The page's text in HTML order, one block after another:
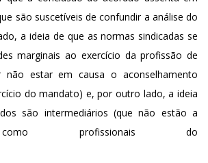
são suscetíveis de confundir a análise do
a ideia de que as normas sindicadas se
marginais ao exercício da profissão de
não estar em causa o aconselhamento
do mandato) e, por outro lado, a ideia
são intermediários (que não estão a
profissionais do